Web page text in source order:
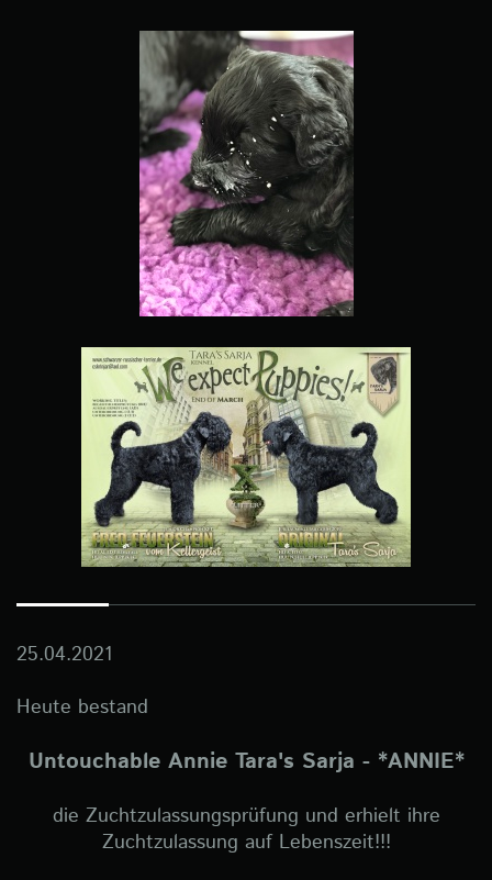
25.04.2021
Heute bestand
Untouchable Annie Tara's Sarja - *ANNIE*
die Zuchtzulassungsprüfung und erhielt ihre
Zuchtzulassung auf Lebenszeit!!!